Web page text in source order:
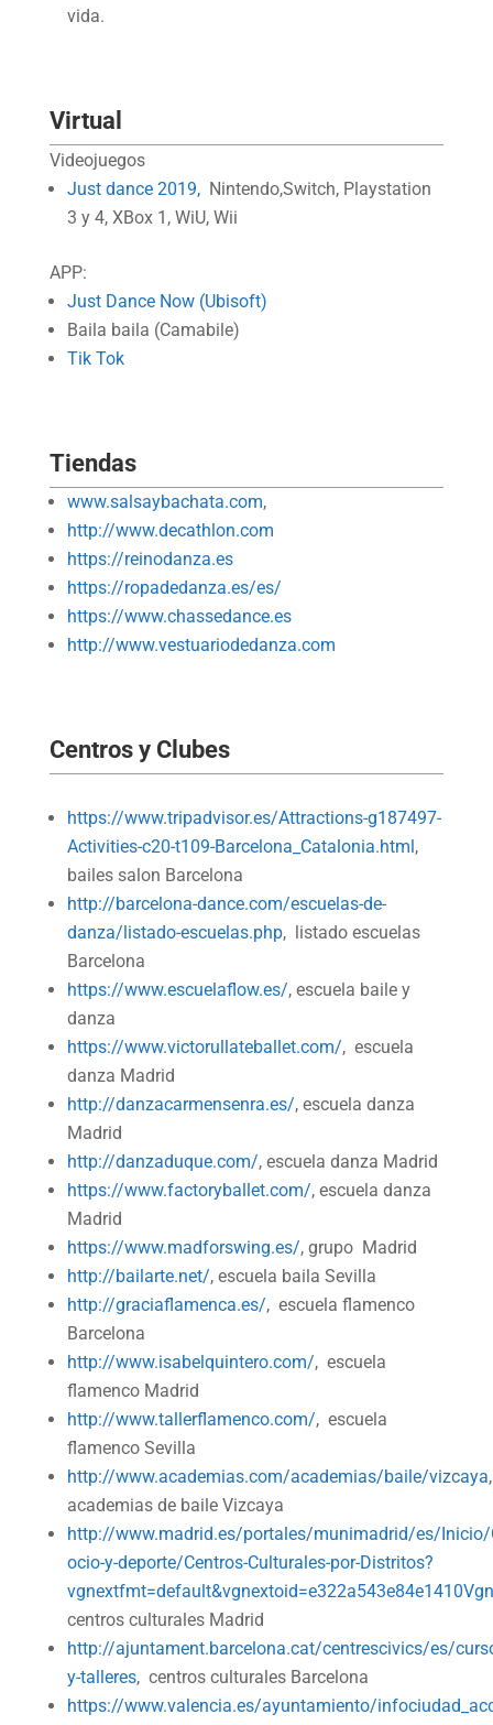
vida.
Virtual
Videojuegos
Just dance 2019, Nintendo,Switch, Playstation
3 y 4, XBox 1, WiU, Wii
APP:
Just Dance Now (Ubisoft)
Baila baila (Camabile)
Tik Tok
Tiendas
www.salsaybachata.com,
http://www.decathlon.com
https://reinodanza.es
https://ropadedanza.es/es/
https://www.chassedance.es
http://www.vestuariodedanza.com
Centros y Clubes
https://www.tripadvisor.es/Attractions-g187497-
Activities-c20-t109-Barcelona_Catalonia.html ,
bailes salon Barcelona
http://barcelona-dance.com/escuelas-de-
danza/listado-escuelas.php, listado escuelas
Barcelona
https://www.escuelaflow.es/, escuela baile y
danza
https://www.victorullateballet.com/, escuela
danza Madrid
http://danzacarmensenra.es/, escuela danza
Madrid
http://danzaduque.com/, escuela danza Madrid
https://www.factoryballet.com/, escuela danza
Madrid
https://www.madforswing.es/, grupo Madrid
http://bailarte.net/, escuela baila Sevilla
http://graciaflamenca.es/, escuela flamenco
Barcelona
http://www.isabelquintero.com/, escuela
flamenco Madrid
http://www.tallerflamenco.com/, escuela
flamenco Sevilla
http://www.academias.com/academias/baile/vizcaya
academias de baile Vizcaya
http://www.madrid.es/portales/munimadrid/es/Inicio/
ocio-y-deporte/Centros-Culturales-por-Distritos?
centros culturales Madrid
http://ajuntament.barcelona.cat/centrescivics/es/
y-talleres, centros culturales Barcelona
https://www.valencia.es/ayuntamiento/